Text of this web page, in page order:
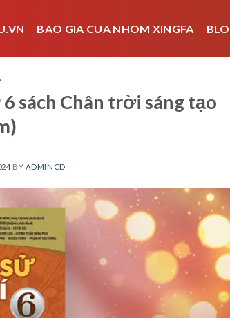
BAO GIA CUA NHOM XINGFA
sách Chân trời sáng tạo
BY ADMINCD